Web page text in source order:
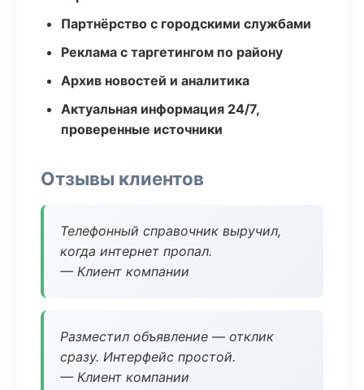
Партнёрство с городскими службами
Реклама с таргетингом по району
Архив новостей и аналитика
Актуальная информация 24/7,
проверенные источники
Отзывы клиентов
Телефонный справочник выручил,
когда интернет пропал.
— Клиент компании
Разместил объявление — отклик
сразу. Интерфейс простой.
— Клиент компании